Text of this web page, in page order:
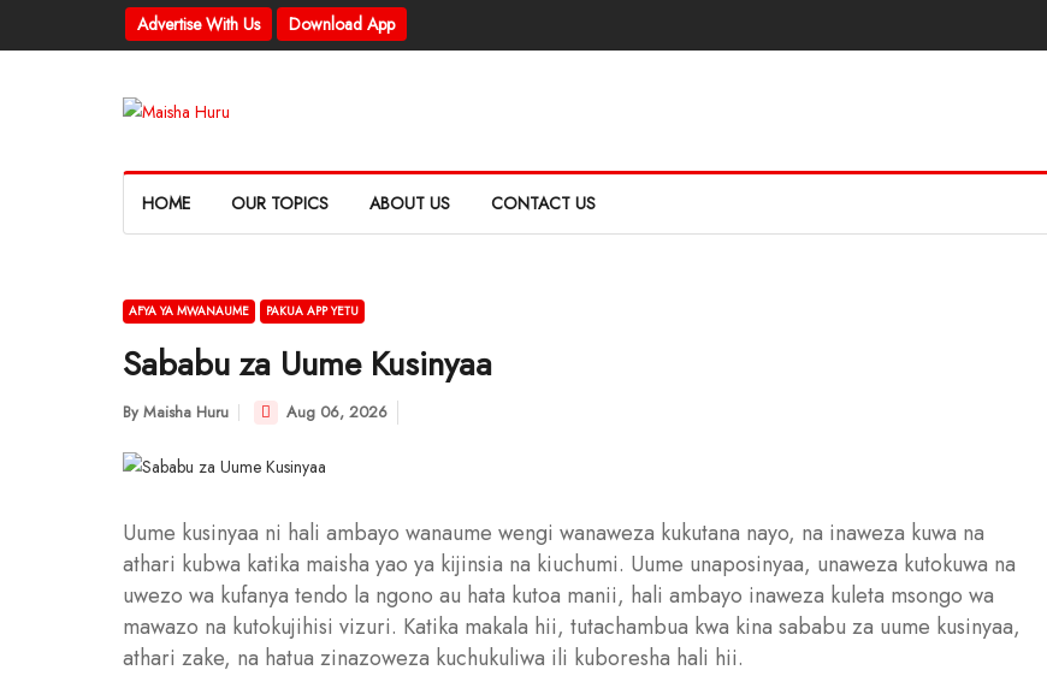
Advertise With Us Download App
HOME OUR TOPICS ABOUT US CONTACT US
AFYA YA MWANAUME PAKUA APP YETU
Sababu za Uume Kusinyaa
By Maisha Huru Aug 06, 2026
Uume kusinyaa ni hali ambayo wanaume wengi wanaweza kukutana nayo, na inaweza kuwa na
athari kubwa katika maisha yao ya kijinsia na kiuchumi. Uume unaposinyaa, unaweza kutokuwa na
uwezo wa kufanya tendo la ngono au hata kutoa manii, hali ambayo inaweza kuleta msongo wa
mawazo na kutokujihisi vizuri. Katika makala hii, tutachambua kwa kina sababu za uume kusinyaa,
athari zake, na hatua zinazoweza kuchukuliwa ili kuboresha hali hii.